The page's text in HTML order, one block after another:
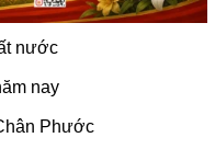
nước
nay
Phước